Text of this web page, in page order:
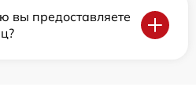
вы предоставляете